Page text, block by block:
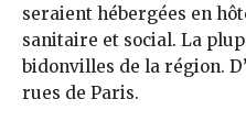
seraient hébergées en
sanitaire et social. La
bidonvilles de la région.
rues de Paris.